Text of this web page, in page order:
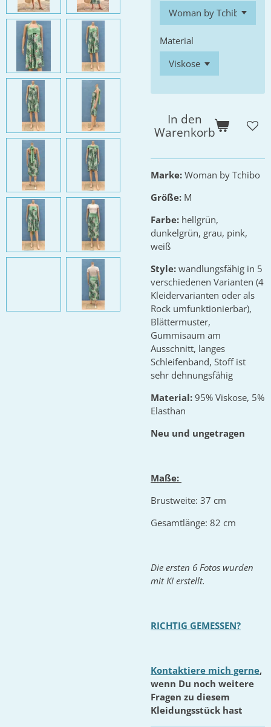
Material
In den
Warenkorb
Marke: Woman by Tchibo
Größe: M
Farbe: hellgrün,
dunkelgrün, grau, pink,
weiß
Style: wandlungsfähig in 5
verschiedenen Varianten (4
Kleidervarianten oder als
Rock umfunktionierbar),
Blättermuster,
Gummisaum am
Ausschnitt, langes
Schleifenband, Stoff ist
sehr dehnungsfähig
Material: 95% Viskose, 5%
Elasthan
Neu und ungetragen
Maße:
Brustweite: 37 cm
Gesamtlänge: 82 cm
Die ersten 6 Fotos wurden
mit KI erstellt.
RICHTIG GEMESSEN?
Kontaktiere mich gerne,
wenn Du noch weitere
Fragen zu diesem
Kleidungsstück hast